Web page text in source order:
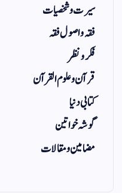
سیرت و شخصیات
فقہ و اصول فقہ
فکر و نظر
قرآن و علوم القرآن
کتابی دنیا
گوشہ خواتین
مضامین و مقالات